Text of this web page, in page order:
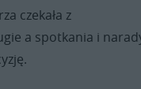
czekała z
a spotkania i